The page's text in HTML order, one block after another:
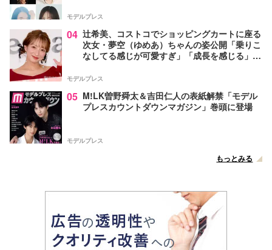
モデルプレス
04 辻希美、コストコでショッピングカートに座る
次女・夢空（ゆめあ）ちゃんの姿公開「乗りこ
なしてる感じが可愛すぎ」「成長を感じる」の
モデルプレス
05 M!LK曽野舜太＆吉田仁人の表紙解禁「モデル
プレスカウントダウンマガジン」巻頭に登場
モデルプレス
もっとみる